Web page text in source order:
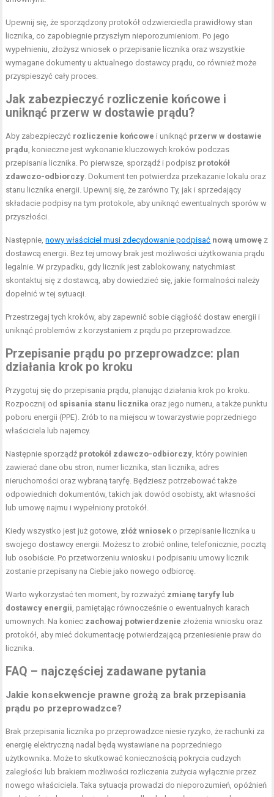
Upewnij się, że sporządzony protokół odzwierciedla prawidłowy stan
licznika, co zapobiegnie przyszłym nieporozumieniom. Po jego
wypełnieniu, złożysz wniosek o przepisanie licznika oraz wszystkie
wymagane dokumenty u aktualnego dostawcy prądu, co również może
przyspieszyć cały proces.
Jak zabezpieczyć rozliczenie końcowe i
uniknąć przerw w dostawie prądu?
Aby zabezpieczyć rozliczenie końcowe i uniknąć przerw w dostawie
prądu, konieczne jest wykonanie kluczowych kroków podczas
przepisania licznika. Po pierwsze, sporządź i podpisz protokół
zdawczo-odbiorczy. Dokument ten potwierdza przekazanie lokalu oraz
stanu licznika energii. Upewnij się, że zarówno Ty, jak i sprzedający
składacie podpisy na tym protokole, aby uniknąć ewentualnych sporów w
przyszłości.
Następnie,nowy właściciel musi zdecydowanie podpisać nową umowę z
dostawcą energii. Bez tej umowy brak jest możliwości użytkowania prądu
legalnie. W przypadku, gdy licznik jest zablokowany, natychmiast
skontaktuj się z dostawcą, aby dowiedzieć się, jakie formalności należy
dopełnić w tej sytuacji.
Przestrzegaj tych kroków, aby zapewnić sobie ciągłość dostaw energii i
uniknąć problemów z korzystaniem z prądu po przeprowadzce.
Przepisanie prądu po przeprowadzce: plan
działania krok po kroku
Przygotuj się do przepisania prądu, planując działania krok po kroku.
Rozpocznij od spisania stanu licznika oraz jego numeru, a także punktu
poboru energii (PPE). Zrób to na miejscu w towarzystwie poprzedniego
właściciela lub najemcy.
Następnie sporządź protokół zdawczo-odbiorczy, który powinien
zawierać dane obu stron, numer licznika, stan licznika, adres
nieruchomości oraz wybraną taryfę. Będziesz potrzebować także
odpowiednich dokumentów, takich jak dowód osobisty, akt własności
lub umowę najmu i wypełniony protokół.
Kiedy wszystko jest już gotowe, złóż wniosek o przepisanie licznika u
swojego dostawcy energii. Możesz to zrobić online, telefonicznie, pocztą
lub osobiście. Po przetworzeniu wniosku i podpisaniu umowy licznik
zostanie przepisany na Ciebie jako nowego odbiorcę.
Warto wykorzystać ten moment, by rozważyć zmianę taryfy lub
dostawcy energii, pamiętając równocześnie o ewentualnych karach
umownych. Na koniec zachowaj potwierdzenie złożenia wniosku oraz
protokół, aby mieć dokumentację potwierdzającą przeniesienie praw do
licznika.
FAQ – najczęściej zadawane pytania
Jakie konsekwencje prawne grożą za brak przepisania
prądu po przeprowadzce?
Brak przepisania licznika po przeprowadzce niesie ryzyko, że rachunki za
energię elektryczną nadal będą wystawiane na poprzedniego
użytkownika. Może to skutkować koniecznością pokrycia cudzych
zaległości lub brakiem możliwości rozliczenia zużycia wyłącznie przez
nowego właściciela. Taka sytuacja prowadzi do nieporozumień, opóźnień